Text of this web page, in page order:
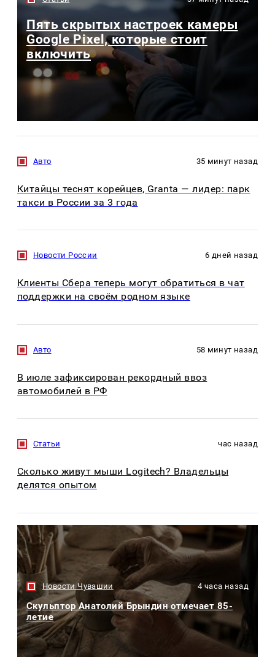
Пять скрытых настроек камеры
Google Pixel, которые стоит
включить
Авто 35 минут назад
Китайцы теснят корейцев, Granta — лидер: парк
такси в России за 3 года
Новости России 6 дней назад
Клиенты Сбера теперь могут обратиться в чат
поддержки на своём родном языке
Авто 58 минут назад
В июле зафиксирован рекордный ввоз
автомобилей в РФ
Статьи час назад
Сколько живут мыши Logitech? Владельцы
делятся опытом
Новости Чувашии 4 часа назад
Скульптор Анатолий Брындин отмечает 85-
летие